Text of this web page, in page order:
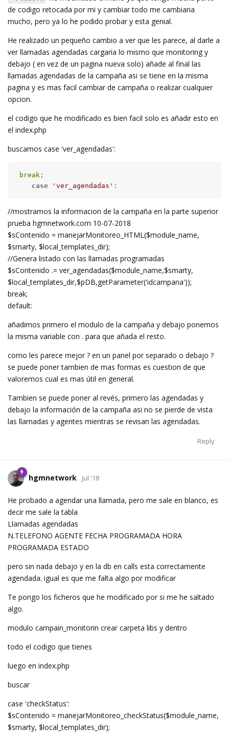
de codigo retocada por mi y cambiar todo me cambiaria
mucho, pero ya lo he podido probar y esta genial.
He realizado un pequeño cambio a ver que les parece, al darle a
ver llamadas agendadas cargaria lo mismo que monitoring y
debajo ( en vez de un pagina nueva solo) añade al final las
llamadas agendadas de la campaña asi se tiene en la misma
pagina y es mas facil cambiar de campaña o realizar cualquier
opcion.
el codigo que he modificado es bien facil solo es añadir esto en
el index.php
buscamos case 'ver_agendadas':
break ;
case
'ver_agendadas' :
//mostramos la informacion de la campaña en la parte superior
prueba hgmnetwork.com 10-07-2018
$sContenido = manejarMonitoreo_HTML($module_name,
$smarty, $local_templates_dir);
//Genera listado con las llamadas programadas
$sContenido .= ver_agendadas($module_name,$smarty,
$local_templates_dir,$pDB,getParameter('idcampana'));
break;
default:
añadimos primero el modulo de la campaña y debajo ponemos
la misma variable con . para que añada el resto.
como les parece mejor ? en un panel por separado o debajo ?
se puede poner tambien de mas formas es cuestion de que
valoremos cual es mas útil en general.
Tambien se puede poner al revés, primero las agendadas y
debajo la información de la campaña asi no se pierde de vista
las llamadas y agentes mientras se revisan las agendadas.
Reply
hgmnetwork Jul '18
He probado a agendar una llamada, pero me sale en blanco, es
decir me sale la tabla
Llamadas agendadas
N.TELEFONO AGENTE FECHA PROGRAMADA HORA
PROGRAMADA ESTADO
pero sin nada debajo y en la db en calls esta correctamente
agendada. igual es que me falta algo por modificar
Te pongo los ficheros que he modificado por si me he saltado
algo.
modulo campain_monitorin crear carpeta libs y dentro
todo el codigo que tienes
luego en index.php
buscar
case 'checkStatus':
$sContenido = manejarMonitoreo_checkStatus($module_name,
$smarty, $local_templates_dir);